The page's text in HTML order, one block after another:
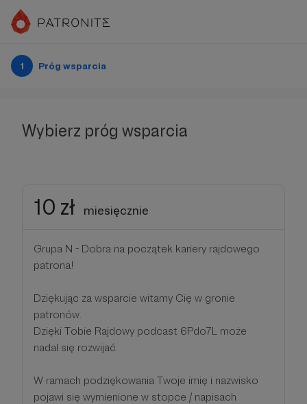
1 Próg wsparcia
Wybierz próg wsparcia
10 zł miesięcznie
Grupa N - Dobra na początek kariery rajdowego
patrona!
Dziękując za wsparcie witamy Cię w gronie
patronów.
Dzięki Tobie Rajdowy podcast 6Pdo7L może
nadal się rozwijać.
W ramach podziękowania Twoje imię i nazwisko
pojawi się wymienione w stopce / napisach